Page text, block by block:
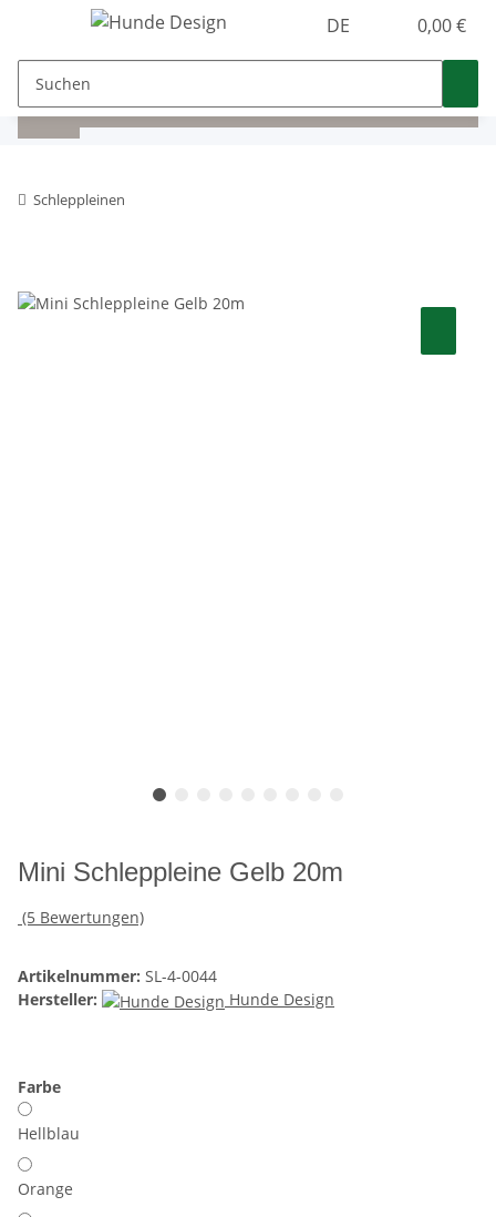
DE 0,00 €
Schleppleinen
Mini Schleppleine Gelb 20m
(5 Bewertungen)
Artikelnummer: SL-4-0044
Hersteller:
Hunde Design
Farbe
Hellblau
Orange